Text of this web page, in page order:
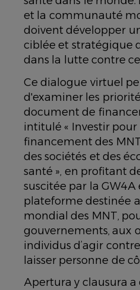
et la communauté
doivent développer
ciblée et stratégique
dans la lutte contre
Ce dialogue virtuel
d'examiner les
document de
intitulé « Investir pour
financement des
des sociétés et des
santé », en profitant
suscitée par la
plateforme destinée
mondial des MNT,
gouvernements, aux
individus d’agir
laisser personne de
Apertura y clausura a